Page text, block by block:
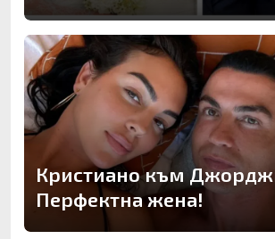
Кристиано към
Перфектна жена!